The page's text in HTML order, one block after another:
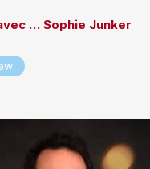
… Sophie Junker